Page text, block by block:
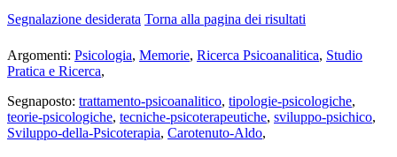
Segnalazione desiderata Torna alla pagina dei risultati
Argomenti: Psicologia, Memorie, Ricerca Psicoanalitica, Studio
Pratica e Ricerca,
Segnaposto: trattamento-psicoanalitico, tipologie-psicologiche,
teorie-psicologiche, tecniche-psicoterapeutiche, sviluppo-psichico,
Sviluppo-della-Psicoterapia, Carotenuto-Aldo,